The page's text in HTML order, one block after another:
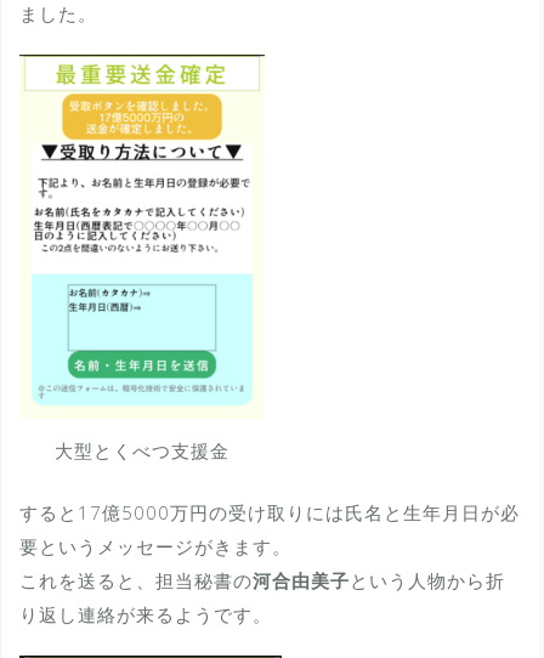
ました。
大型とくべつ支援金
すると17億5000万円の受け取りには氏名と生年月日が必
要というメッセージがきます。
これを送ると、担当秘書の河合由美子という人物から折
り返し連絡が来るようです。